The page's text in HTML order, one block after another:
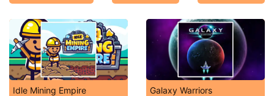
Idle Mining Empire Galaxy Warriors